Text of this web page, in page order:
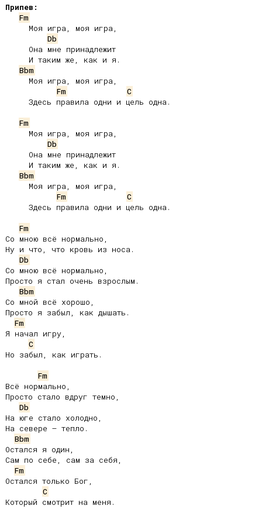
Припев:
Fm
Db
Bbm
Fm
C
Fm
Db
Bbm
Fm
C
Fm
Со мною всё нормально,
Ну и что, что кровь из носа.
Db
Со мною всё нормально,
Просто я стал очень взрослым.
Bbm
Со мной всё хорошо,
Просто я забыл, как дышать.
Fm
Я начал игру,
C
Но забыл, как играть.
Fm
Всё нормально,
Просто стало вдруг темно,
Db
На юге стало холодно,
На севере – тепло.
Bbm
Остался я один,
Сам по себе, сам за себя,
Fm
Остался только Бог,
C
Который смотрит на меня.